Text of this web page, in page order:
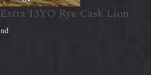
13YO Rye Cask Lion